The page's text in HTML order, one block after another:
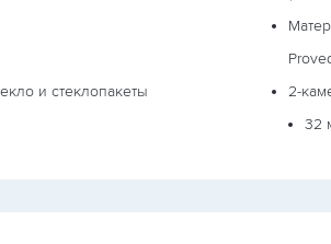
и стеклопакеты
2-
32